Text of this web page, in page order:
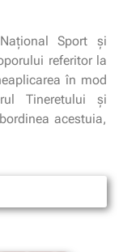
Sport şi
referitor la
în mod
Tineretului și
acestuia,